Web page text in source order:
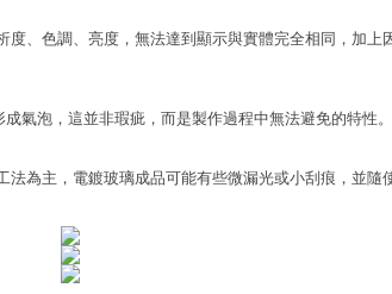
、色調、亮度，無法達到顯示與實體完全相同，加上
氣泡，這並非瑕疵，而是製作過程中無法避免的特性。
為主，電鍍玻璃成品可能有些微漏光或小刮痕，並隨